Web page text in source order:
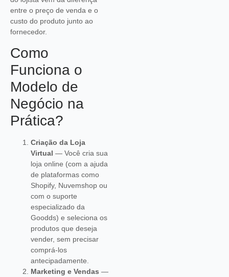
entre o preço de venda e o
custo do produto junto ao
fornecedor.
Como
Funciona o
Modelo de
Negócio na
Prática?
Criação da Loja
Virtual — Você cria sua
loja online (com a ajuda
de plataformas como
Shopify, Nuvemshop ou
com o suporte
especializado da
Goodds) e seleciona os
produtos que deseja
vender, sem precisar
comprá-los
antecipadamente.
Marketing e Vendas —